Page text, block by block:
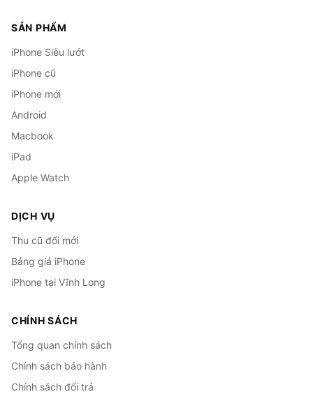
SẢN PHẨM
iPhone Siêu lướt
iPhone cũ
iPhone mới
Android
Macbook
iPad
Apple Watch
DỊCH VỤ
Thu cũ đổi mới
Bảng giá iPhone
iPhone tại Vĩnh Long
CHÍNH SÁCH
Tổng quan chính sách
Chính sách bảo hành
Chính sách đổi trả